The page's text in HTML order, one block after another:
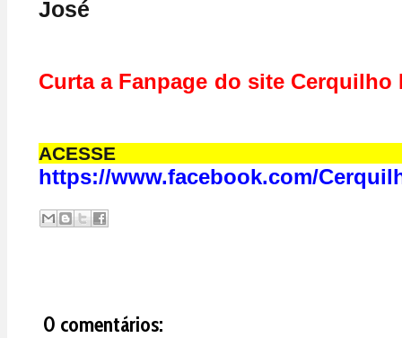
José
Curta a Fanpage do site
https://www.facebook.com/
0 comentários: